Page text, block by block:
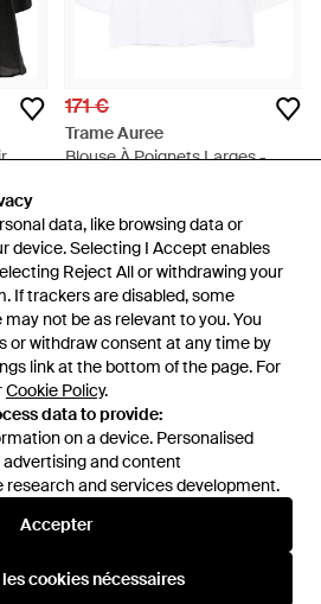
data, like browsing data or
device. Selecting I Accept enables
Reject All or withdrawing your
If trackers are disabled, some
not be as relevant to you. You
or withdraw consent at any time by
link at the bottom of the page. For
Cookie Policy.
data to provide:
on a device. Personalised
and content
and services development.
Accepter
cookies nécessaires
data, like browsing data or
device. Selecting I Accept enables
Reject All or withdrawing your
If trackers are disabled, some
not be as relevant to you. You
or withdraw consent at any time by
link at the bottom of the page. For
Cookie Policy.
data to provide:
on a device. Personalised
and content
and services development.
Accepter
cookies nécessaires
171 €
Trame Auree
Blouse À Poignets Larges -
ÉPUISÉ